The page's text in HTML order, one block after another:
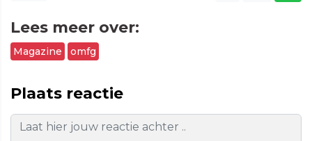
Lees meer over:
Magazine omfg
Plaats reactie